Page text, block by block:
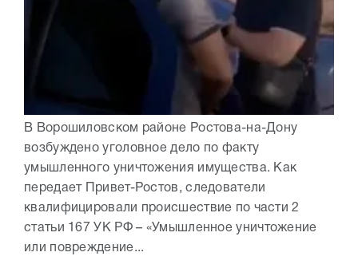
В Ворошиловском районе Ростова-на-Дону
возбуждено уголовное дело по факту
умышленного уничтожения имущества. Как
передает Привет-Ростов, следователи
квалифицировали происшествие по части 2
статьи 167 УК РФ – «Умышленное уничтожение
или повреждение...